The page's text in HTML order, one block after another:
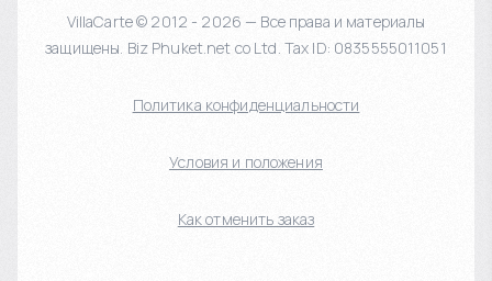
VillaCarte © 2012 - 2026 — Все права и материалы
защищены. Biz Phuket.net co Ltd. Tax ID: 0835555011051
Политика конфиденциальности
Условия и положения
Как отменить заказ